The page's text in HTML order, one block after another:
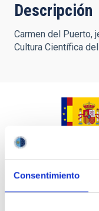
Consentimiento
Descripción
Carmen del Puerto,
Cultura Científica